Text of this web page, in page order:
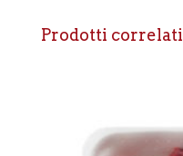
Prodotti correlati